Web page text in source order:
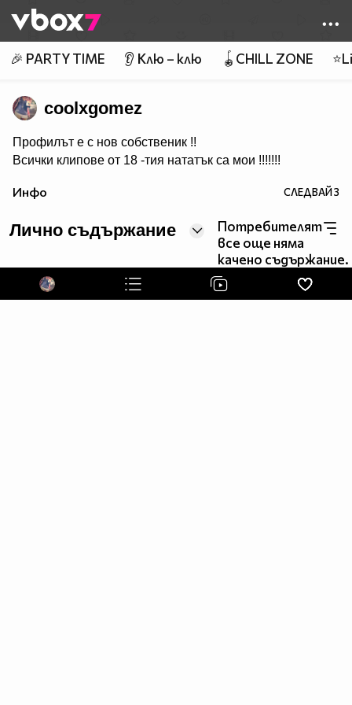
👾
🎉 PARTY TIME 👂 Клю – клю 🪀CHILL ZONE
coolxgomez
Профилът е с нов собственик !!
Всички клипове от 18 -тия нататък са мои !!!!!!!
Инфо СЛЕДВАЙ3
Лично съдържание
Потребителят
все още няма
качено съдържание.